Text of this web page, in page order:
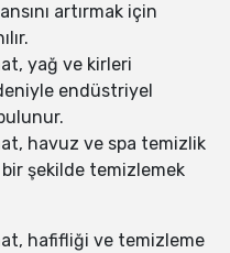
artırmak için
yağ ve kirleri
endüstriyel
havuz ve spa temizlik
bir şekilde temizlemek
hafifliği ve temizleme